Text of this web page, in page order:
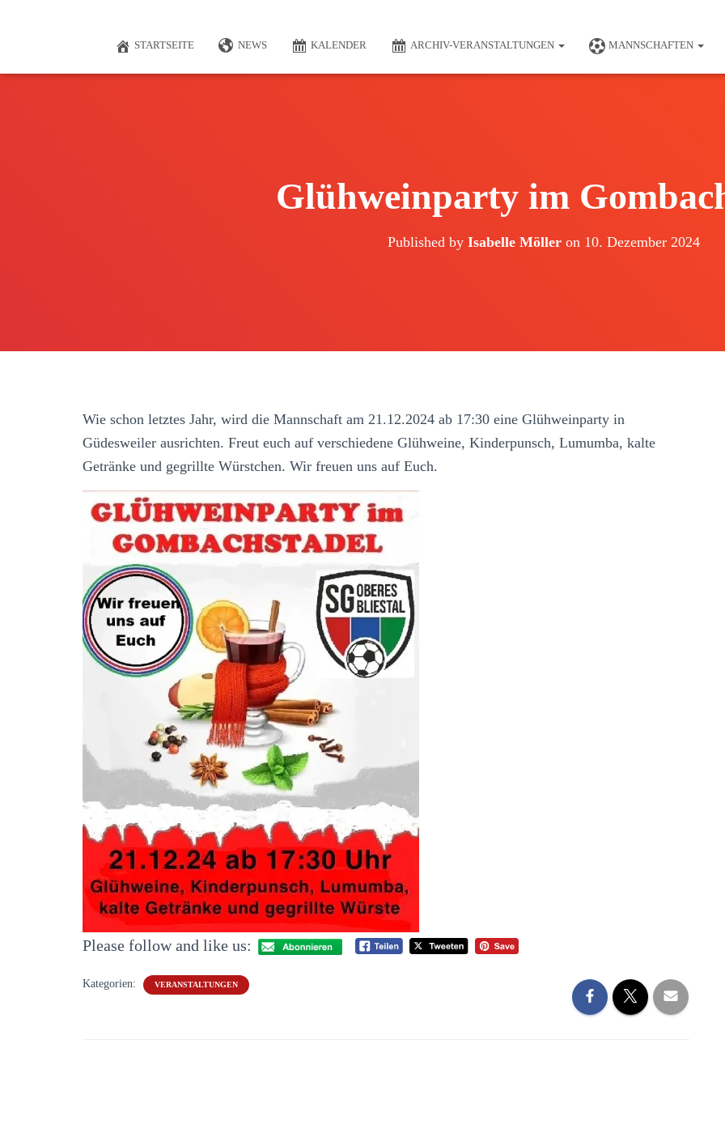
STARTSEITE NEWS KALENDER ARCHIV-VERANSTALTUNGEN MANNSCHAFTEN
Glühweinparty im
Published by Isabelle Möller on 10. Dezember 2024
Wie schon letztes Jahr, wird die Mannschaft am 21.12.2024 ab 17:30 eine Glühweinparty in
Güdesweiler ausrichten. Freut euch auf verschiedene Glühweine, Kinderpunsch, Lumumba, kalte
Getränke und gegrillte Würstchen. Wir freuen uns auf Euch.
Please follow and like us:
Kategorien: VERANSTALTUNGEN